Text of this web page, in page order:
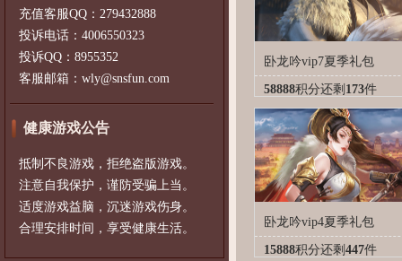
充值客服QQ：279432888
投诉电话：4006550323
投诉QQ：8955352
客服邮箱：wly@snsfun.com
健康游戏公告
抵制不良游戏，拒绝盗版游戏。
注意自我保护，谨防受骗上当。
适度游戏益脑，沉迷游戏伤身。
合理安排时间，享受健康生活。
卧龙吟vip7夏季礼包
58888积分还剩 173件
卧龙吟vip4夏季礼包
15888积分还剩 447件